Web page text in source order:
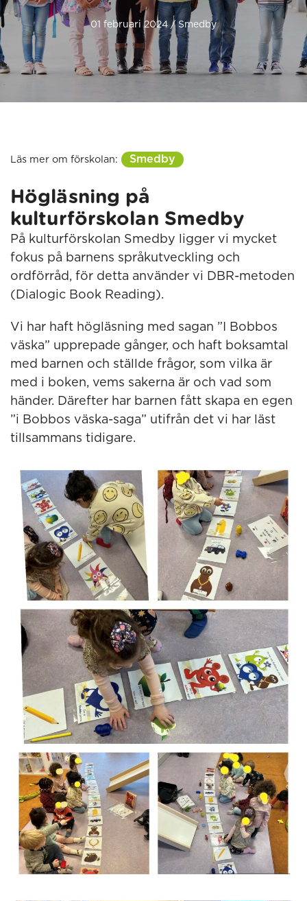
01 februari 2024 / Smedby
Läs mer om förskolan: Smedby
Högläsning på
kulturförskolan Smedby
På kulturförskolan Smedby ligger vi mycket
fokus på barnens språkutveckling och
ordförråd, för detta använder vi DBR-metoden
(Dialogic Book Reading).
Vi har haft högläsning med sagan ”I Bobbos
väska” upprepade gånger, och haft boksamtal
med barnen och ställde frågor, som vilka är
med i boken, vems sakerna är och vad som
händer. Därefter har barnen fått skapa en egen
”i Bobbos väska-saga” utifrån det vi har läst
tillsammans tidigare.